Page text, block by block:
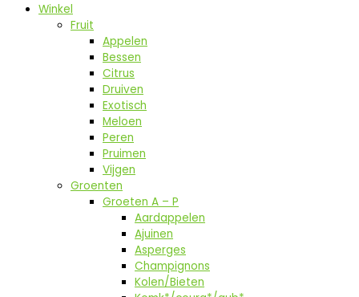
Winkel
Fruit
Appelen
Bessen
Citrus
Druiven
Exotisch
Meloen
Peren
Pruimen
Vijgen
Groenten
Groeten A – P
Aardappelen
Ajuinen
Asperges
Champignons
Kolen/Bieten